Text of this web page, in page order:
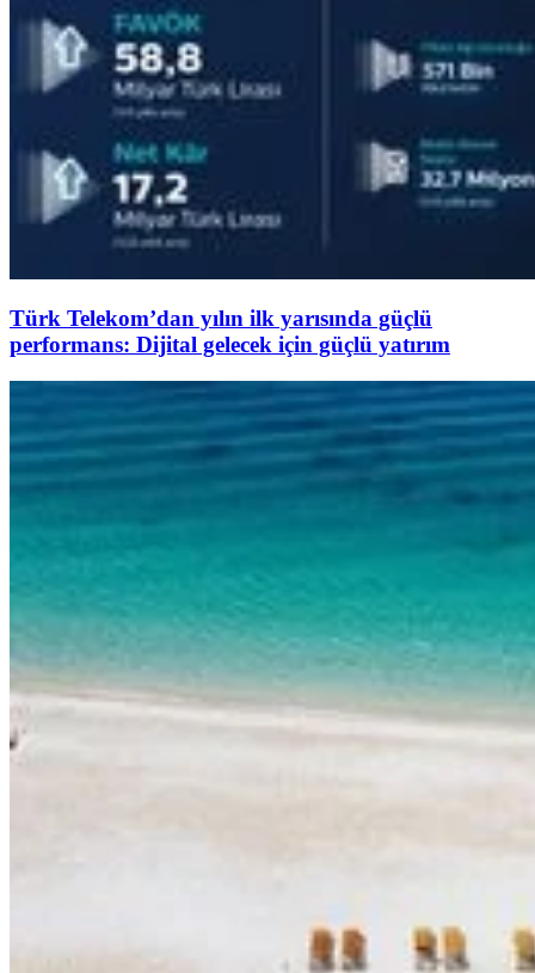
Türk Telekom’dan yılın ilk yarısında güçlü
performans: Dijital gelecek için güçlü yatırım